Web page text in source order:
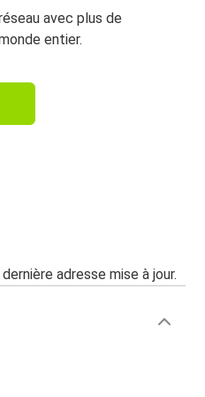
avec plus de
entier.
adresse mise à jour.